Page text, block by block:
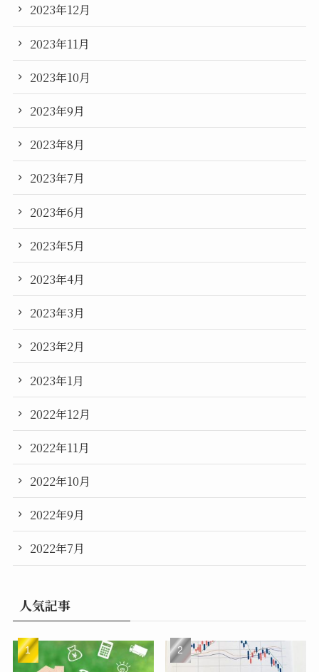
2023年12月
2023年11月
2023年10月
2023年9月
2023年8月
2023年7月
2023年6月
2023年5月
2023年4月
2023年3月
2023年2月
2023年1月
2022年12月
2022年11月
2022年10月
2022年9月
2022年7月
人気記事